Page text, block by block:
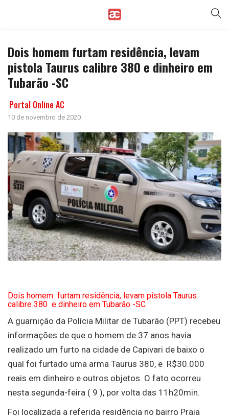
Dois homem furtam residência, levam
pistola Taurus calibre 380 e dinheiro em
Tubarão -SC
Portal Online AC
10 de novembro de 2020
Dois homem furtam residência, levam pistola Taurus
calibre 380 e dinheiro em Tubarão -SC
A guarnição da Polícia Militar de Tubarão (PPT) recebeu
informações de que o homem de 37 anos havia
realizado um furto na cidade de Capivari de baixo o
qual foi furtado uma arma Taurus 380, e R$30.000
reais em dinheiro e outros objetos. O fato ocorreu
nesta segunda-feira ( 9 ), por volta das 11h20min.
Foi localizada a referida residência no bairro Praia